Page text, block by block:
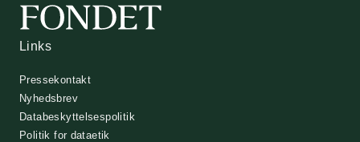
Links
Pressekontakt
Nyhedsbrev
Databeskyttelsespolitik
Politik for dataetik